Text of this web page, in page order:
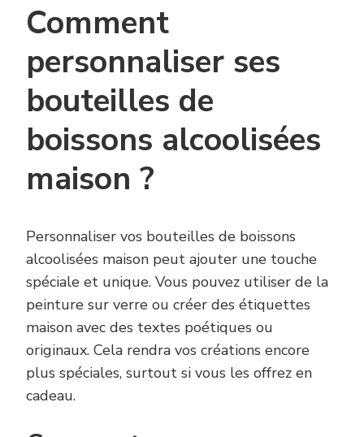
Comment
personnaliser ses
bouteilles de
boissons alcoolisées
maison ?
Personnaliser vos bouteilles de boissons
alcoolisées maison peut ajouter une touche
spéciale et unique. Vous pouvez utiliser de la
peinture sur verre ou créer des étiquettes
maison avec des textes poétiques ou
originaux. Cela rendra vos créations encore
plus spéciales, surtout si vous les offrez en
cadeau.